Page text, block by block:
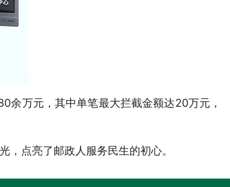
余万元，其中单笔最大拦截金额达20万元，
，点亮了邮政人服务民生的初心。